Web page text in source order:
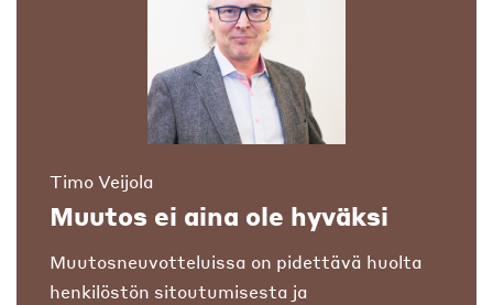
Timo Veijola
Muutos ei aina ole hyväksi
Muutosneuvotteluissa on pidettävä huolta
henkilöstön sitoutumisesta ja